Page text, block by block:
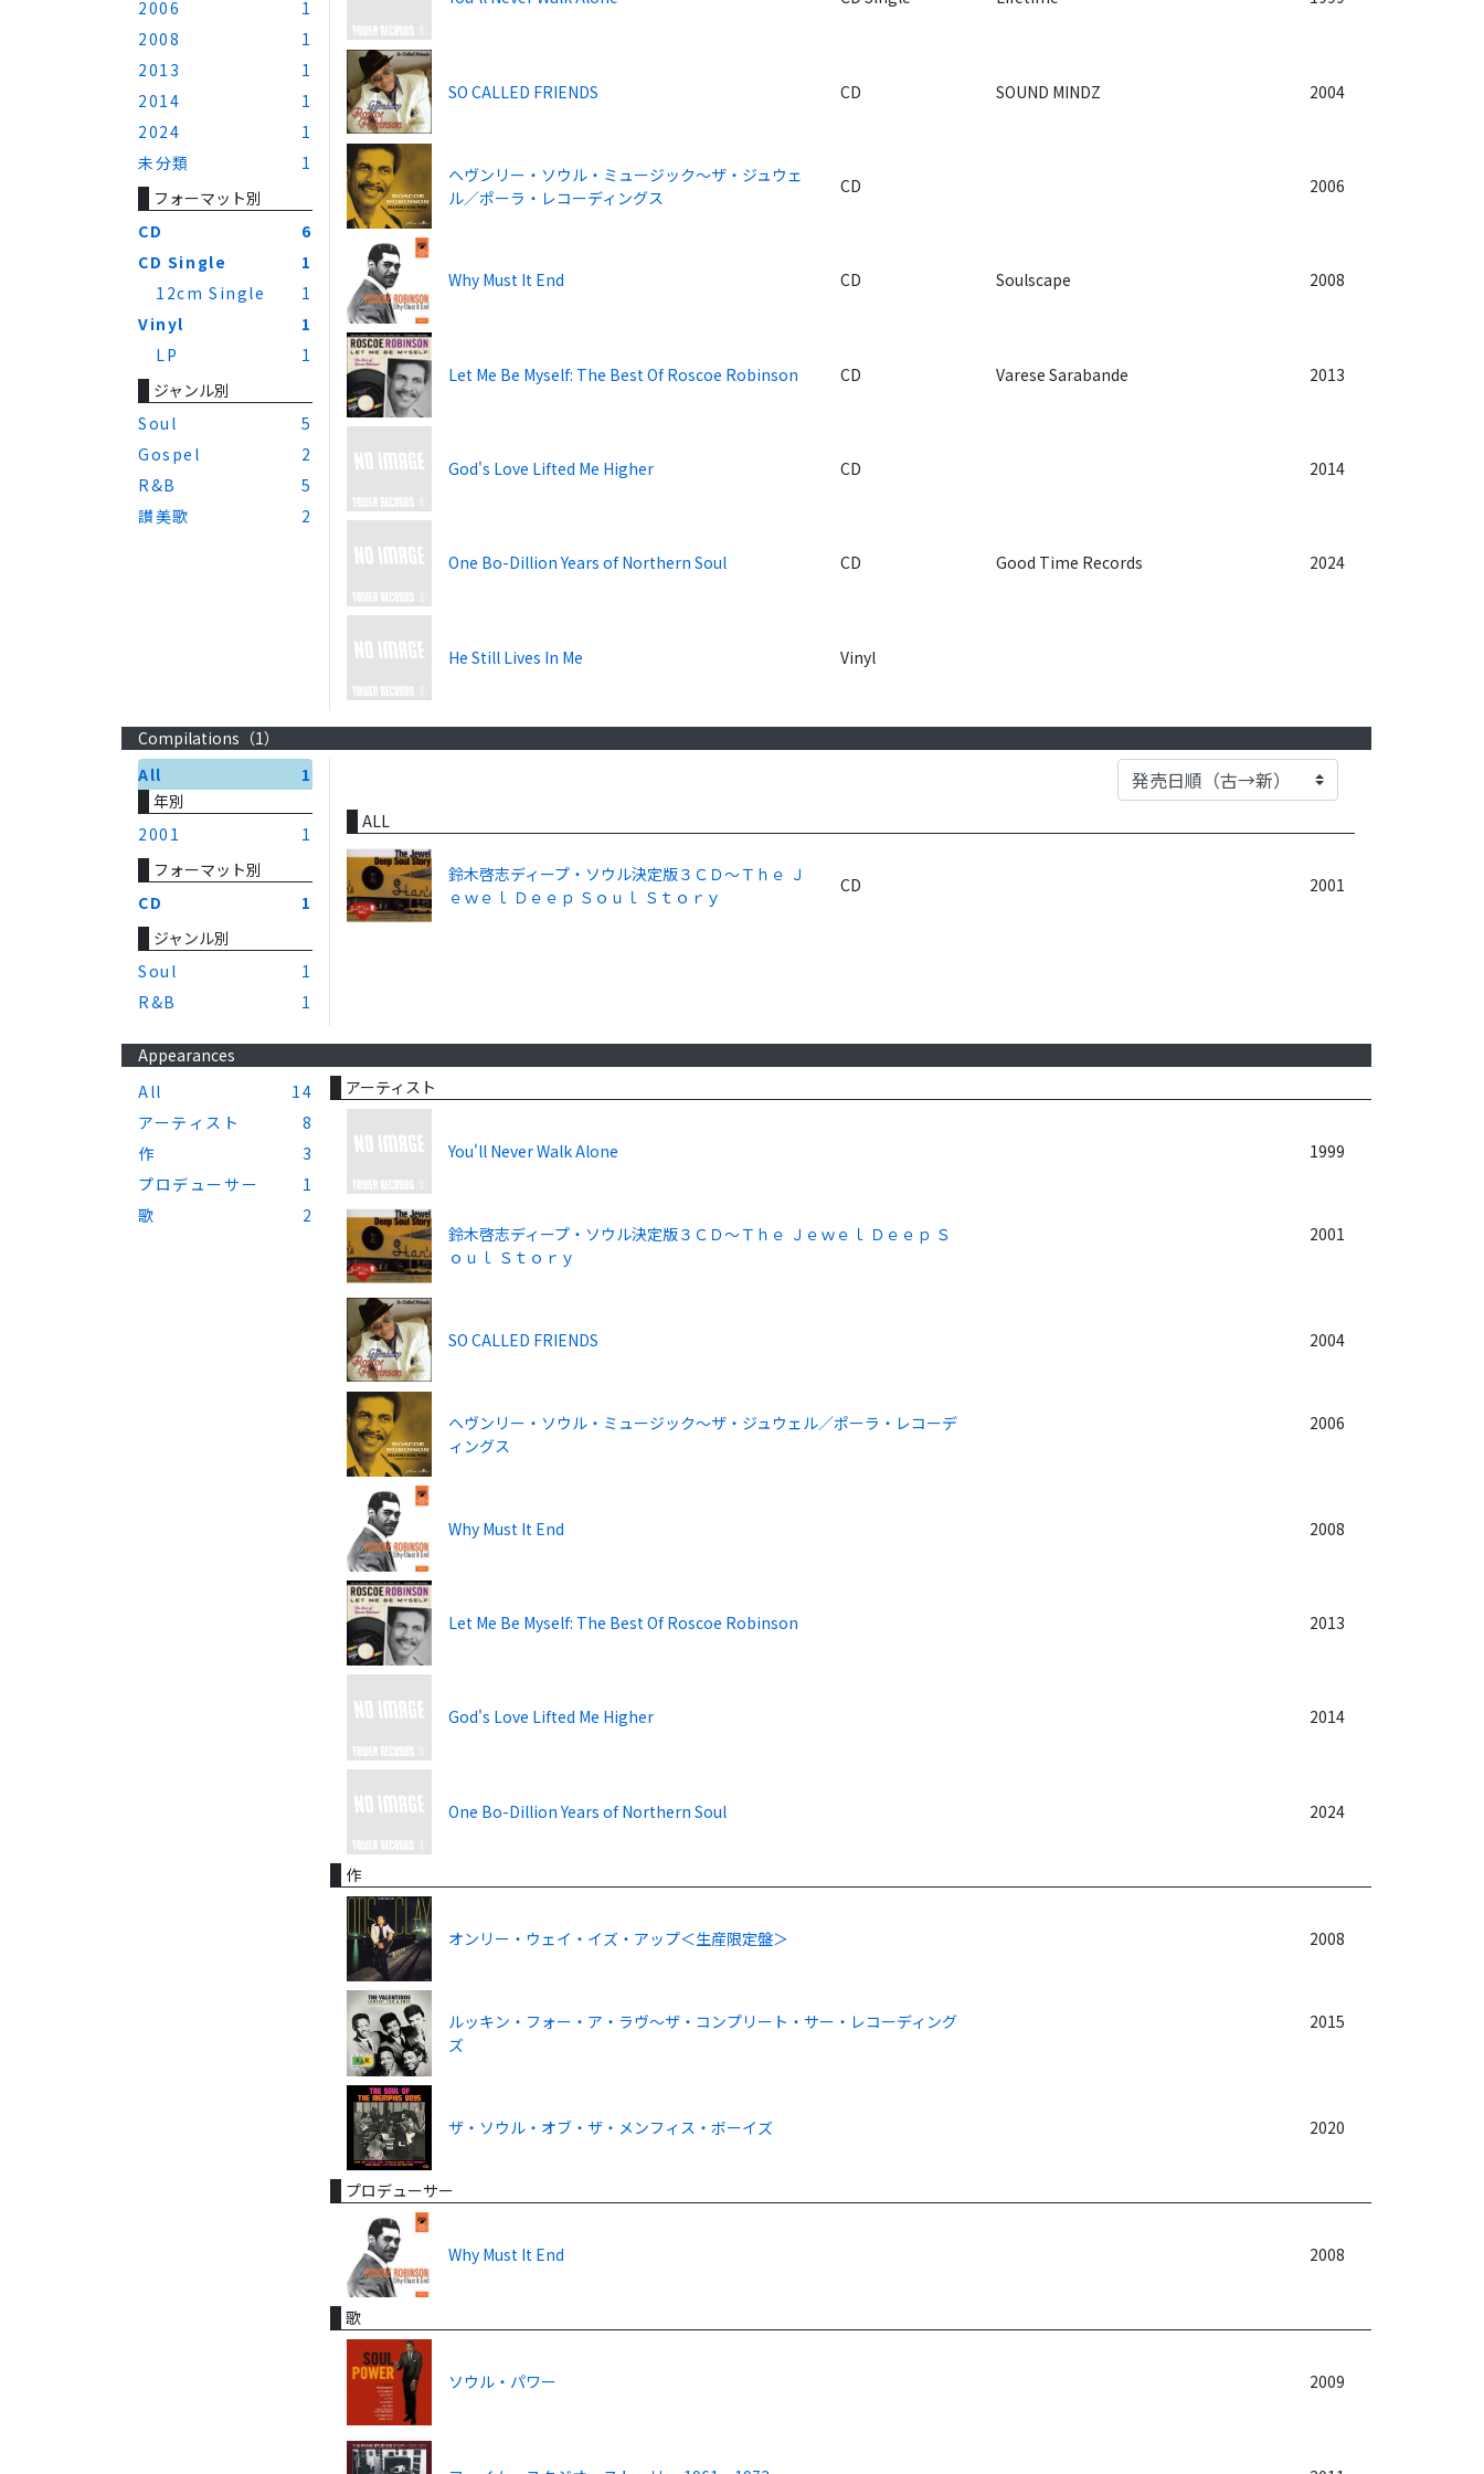
2006
1
2008
1
2013
1
2014
1
2024
1
未分類
1
フォーマット別
CD
6
CD Single
1
12cm Single
1
Vinyl
1
LP
1
ジャンル別
Soul
5
Gospel
2
R&B
5
讃美歌
2
SO CALLED FRIENDS CD SOUND MINDZ 2004
ヘヴンリー・ソウル・ミュージック～ザ・ジュウェ
ル／ポーラ・レコーディングス
CD 2006
Why Must It End CD Soulscape 2008
Let Me Be Myself: The Best Of Roscoe Robinson CD Varese Sarabande 2013
God's Love Lifted Me Higher CD 2014
One Bo-Dillion Years of Northern Soul CD Good Time Records 2024
He Still Lives In Me Vinyl
Compilations（1）
All
1
年別
2001
1
フォーマット別
CD
1
ジャンル別
Soul
1
R&B
1
ALL
鈴木啓志ディープ・ソウル決定版３ＣＤ～Ｔｈｅ Ｊ
ｅｗｅｌ Ｄｅｅｐ Ｓｏｕｌ Ｓｔｏｒｙ
CD 2001
Appearances
All
14
アーティスト
8
作
3
プロデューサー
1
歌
2
アーティスト
You'll Never Walk Alone 1999
鈴木啓志ディープ・ソウル決定版３ＣＤ～Ｔｈｅ Ｊｅｗｅｌ Ｄｅｅｐ Ｓ
ｏｕｌ Ｓｔｏｒｙ
2001
SO CALLED FRIENDS 2004
ヘヴンリー・ソウル・ミュージック～ザ・ジュウェル／ポーラ・レコーデ
ィングス
2006
Why Must It End 2008
Let Me Be Myself: The Best Of Roscoe Robinson 2013
God's Love Lifted Me Higher 2014
One Bo-Dillion Years of Northern Soul 2024
作
オンリー・ウェイ・イズ・アップ＜生産限定盤＞ 2008
ルッキン・フォー・ア・ラヴ～ザ・コンプリート・サー・レコーディング
ズ
2015
ザ・ソウル・オブ・ザ・メンフィス・ボーイズ 2020
プロデューサー
Why Must It End 2008
歌
ソウル・パワー 2009